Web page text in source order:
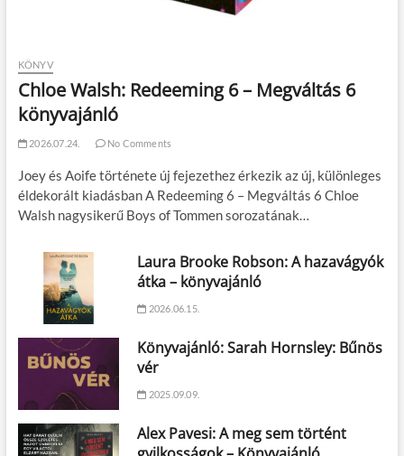
KÖNYV
Chloe Walsh: Redeeming 6 – Megváltás 6
könyvajánló
2026.07.24. No Comments
Joey és Aoife története új fejezethez érkezik az új, különleges
éldekorált kiadásban A Redeeming 6 – Megváltás 6 Chloe
Walsh nagysikerű Boys of Tommen sorozatának…
Laura Brooke Robson: A hazavágyók
átka – könyvajánló
2026.06.15.
Könyvajánló: Sarah Hornsley: Bűnös
vér
2025.09.09.
Alex Pavesi: A meg sem történt